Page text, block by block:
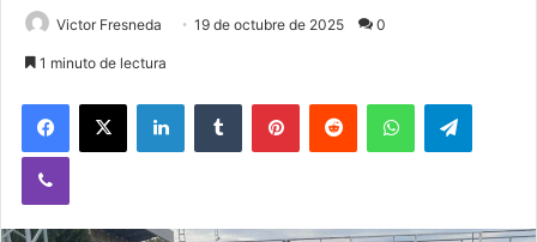
Victor Fresneda 19 de octubre de 2025 0
1 minuto de lectura